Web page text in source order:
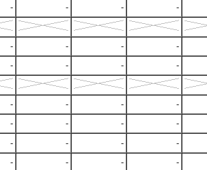
- - -
-
- - -
-
- - -
-
- - -
-
- - -
-
- - -
-
- - -
-